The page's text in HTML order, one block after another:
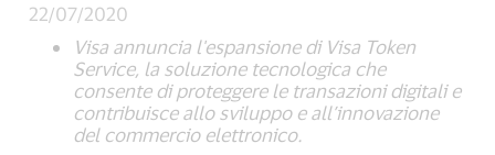
22/07/2020
Visa annuncia l'espansione di Visa Token
Service, la soluzione tecnologica che
consente di proteggere le transazioni digitali e
contribuisce allo sviluppo e all’innovazione
del commercio elettronico.